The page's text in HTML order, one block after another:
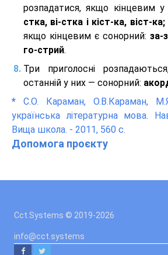
розпадатися, якщо кінцевим
стка, ві-стка і кіст-ка, віст-ка;
якщо кінцевим є сонорний: за-
го-стрий.
Три приголосні
останній у них — сонорний:
* С.О. Караман, О.В.Караман,
українська літературна мова.
Вища школа. - 2011, 560 с.
Допомога проєкту
Cct.Systems © 2019-2026
info@cct.systems